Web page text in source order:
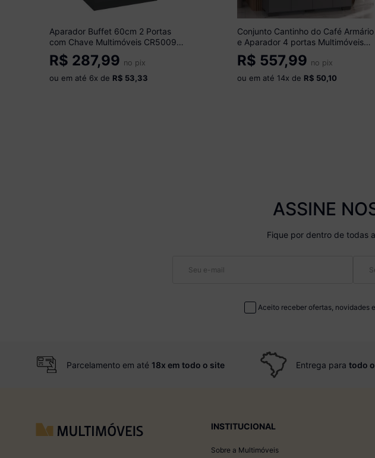
Aparador Buffet 60cm 2 Portas
com Chave Multimóveis CR50099
Preto
R$ 287,99 no pix
ou em até 6x de R$ 53,33
Conjunto Cantinho do Café Armário
e Aparador 4 portas Multimóveis
MP1085 Grafite/Preto
R$ 557,99 no pix
ou em até 14x de R$ 50,10
ASSINE
Fique por dentro de todas
Aceito receber ofertas, novidades
Parcelamento em até 18x em todo o site Entrega paratodo
INSTITUCIONAL
Sobre a Multimóveis